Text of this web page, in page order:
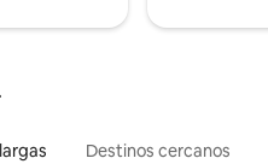
Destinos cercanos